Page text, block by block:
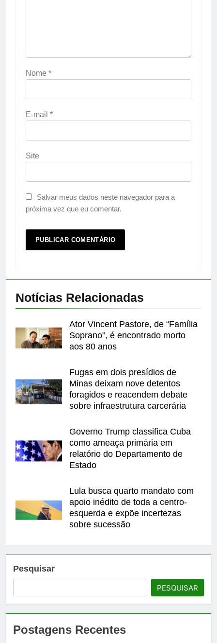
Nome *
E-mail *
Site
Salvar meus dados neste navegador para a
próxima vez que eu comentar.
Notícias Relacionadas
Ator Vincent Pastore, de “Família
Soprano”, é encontrado morto
aos 80 anos
Fugas em dois presídios de
Minas deixam nove detentos
foragidos e reacendem debate
sobre infraestrutura carcerária
Governo Trump classifica Cuba
como ameaça primária em
relatório do Departamento de
Estado
Lula busca quarto mandato com
apoio inédito de toda a centro-
esquerda e expõe incertezas
sobre sucessão
Pesquisar
PESQUISAR
Postagens Recentes